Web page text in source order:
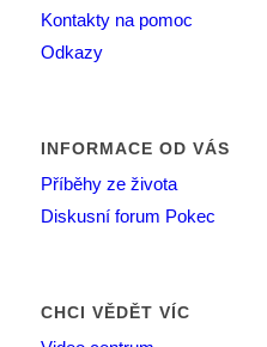
Kontakty na pomoc
Odkazy
INFORMACE OD VÁS
Příběhy ze života
Diskusní forum Pokec
CHCI VĚDĚT VÍC